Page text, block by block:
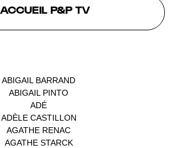
ACCUEIL P&P TV
ABIGAIL BARRAND
ABIGAIL PINTO
ADÉ
ADÈLE CASTILLON
AGATHE RENAC
AGATHE STARCK(1)